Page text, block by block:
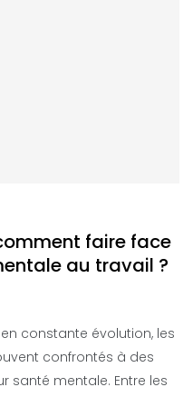
faire face
au travail ?
constante évolution, les
confrontés à des
santé mentale. Entre les